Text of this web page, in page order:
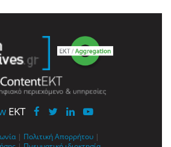
EKT
| Πολιτική Απορρήτου |